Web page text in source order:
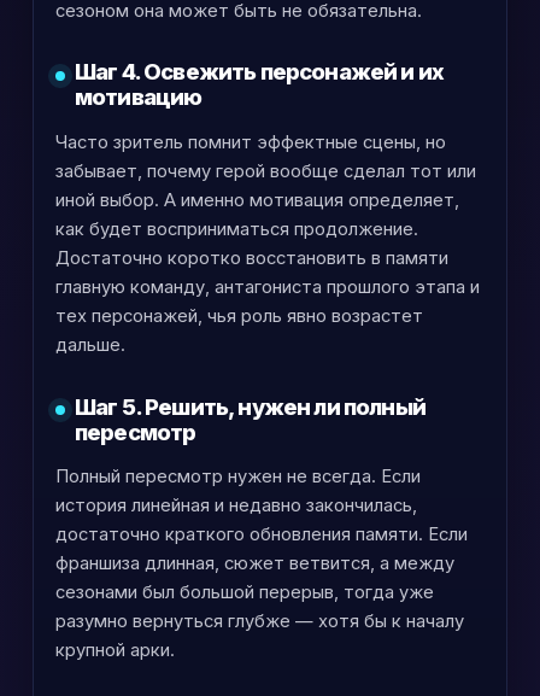
сезоном она может быть не обязательна.
Шаг 4. Освежить персонажей и их
мотивацию
Часто зритель помнит эффектные сцены, но
забывает, почему герой вообще сделал тот или
иной выбор. А именно мотивация определяет,
как будет восприниматься продолжение.
Достаточно коротко восстановить в памяти
главную команду, антагониста прошлого этапа и
тех персонажей, чья роль явно возрастет
дальше.
Шаг 5. Решить, нужен ли полный
пересмотр
Полный пересмотр нужен не всегда. Если
история линейная и недавно закончилась,
достаточно краткого обновления памяти. Если
франшиза длинная, сюжет ветвится, а между
сезонами был большой перерыв, тогда уже
разумно вернуться глубже — хотя бы к началу
крупной арки.